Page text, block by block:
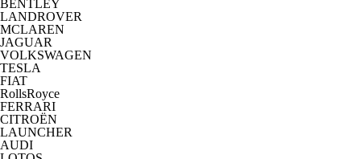
BENTLEY
LANDROVER
MCLAREN
JAGUAR
VOLKSWAGEN
TESLA
FIAT
RollsRoyce
FERRARI
CITROËN
LAUNCHER
AUDI